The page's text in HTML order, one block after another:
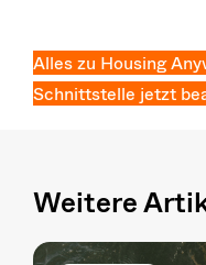
Alles zu Housing
Schnittstelle jetzt
Weitere